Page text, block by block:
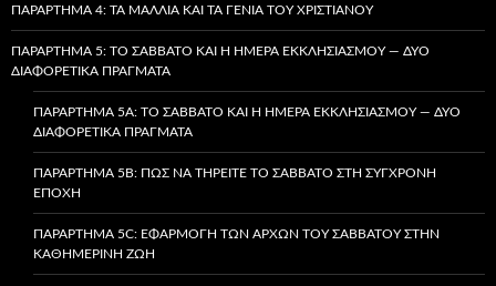
ΠΑΡΆΡΤΗΜΑ 4: ΤΑ ΜΑΛΛΙΆ ΚΑΙ ΤΑ ΓΈΝΙΑ ΤΟΥ ΧΡΙΣΤΙΑΝΟΎ
ΠΑΡΆΡΤΗΜΑ 5: ΤΟ ΣΆΒΒΑΤΟ ΚΑΙ Η ΗΜΈΡΑ ΕΚΚΛΗΣΙΑΣΜΟΎ — ΔΎΟ
ΔΙΑΦΟΡΕΤΙΚΆ ΠΡΆΓΜΑΤΑ
ΠΑΡΆΡΤΗΜΑ 5A: ΤΟ ΣΆΒΒΑΤΟ ΚΑΙ Η ΗΜΈΡΑ ΕΚΚΛΗΣΙΑΣΜΟΎ — ΔΎΟ
ΔΙΑΦΟΡΕΤΙΚΆ ΠΡΆΓΜΑΤΑ
ΠΑΡΆΡΤΗΜΑ 5B: ΠΏΣ ΝΑ ΤΗΡΕΊΤΕ ΤΟ ΣΆΒΒΑΤΟ ΣΤΗ ΣΎΓΧΡΟΝΗ
ΕΠΟΧΉ
ΠΑΡΆΡΤΗΜΑ 5C: ΕΦΑΡΜΟΓΉ ΤΩΝ ΑΡΧΏΝ ΤΟΥ ΣΑΒΒΆΤΟΥ ΣΤΗΝ
ΚΑΘΗΜΕΡΙΝΉ ΖΩΉ